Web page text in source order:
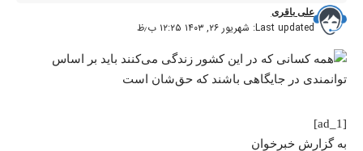
Last updated: شهریور ۲۶, ۱۴۰۳ ۱۲:۲۵ ب٫ظ
علی باقری
[ad_1]
به گزارش خبرخوان